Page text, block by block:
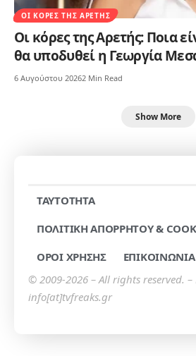
ΟΙ ΚΌΡΕΣ ΤΗΣ ΑΡΕΤΉΣ
Οι κόρες της Αρετής: Ποια
θα υποδυθεί η Γεωργία
6 Αυγούστου 20262 Min Read
Show More
TAYTOTHTA
ΠΟΛΙΤΙΚΗ ΑΠΟΡΡΗΤΟΥ &
ΟΡΟΙ ΧΡΗΣΗΣ
ΕΠΙΚΟΙΝΩΝΙΑ
© 2009-2026 – All rights reserved. –
info[at]tvfreaks.gr